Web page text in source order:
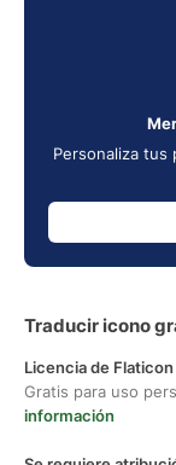
Personaliza
Traducir icono
Licencia de Flaticon
Gratis para uso
información